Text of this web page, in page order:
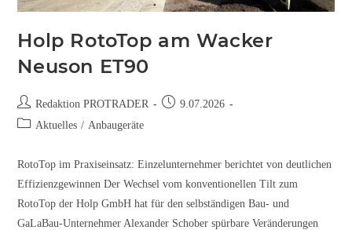
Holp RotoTop am Wacker
Neuson ET90
Redaktion PROTRADER
9.07.2026
Aktuelles / Anbaugeräte
RotoTop im Praxiseinsatz: Einzelunternehmer berichtet von deutlichen
Effizienzgewinnen Der Wechsel vom konventionellen Tilt zum
RotoTop der Holp GmbH hat für den selbständigen Bau- und
GaLaBau-Unternehmer Alexander Schober spürbare Veränderungen